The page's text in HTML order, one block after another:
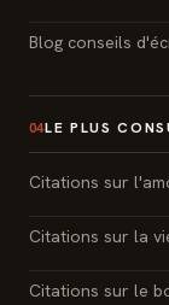
Blog conseils
04LE PLUS
Citations sur
Citations sur la
Citations sur le